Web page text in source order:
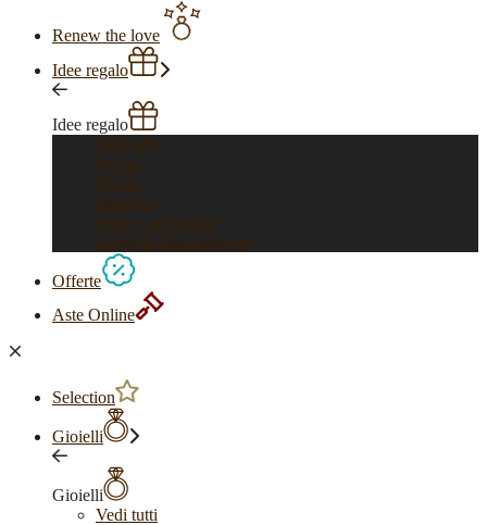
Renew the love
Idee regalo
Idee regalo
Vedi tutti
Per lui
Per lei
Bambini
Feste e ricorrenze
Anelli di fidanzamento
Offerte
Aste Online
Selection
Gioielli
Gioielli
Vedi tutti